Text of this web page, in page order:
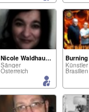
Nicole Waldhauser
Sänger
Österreich
Künstler
Brasilien